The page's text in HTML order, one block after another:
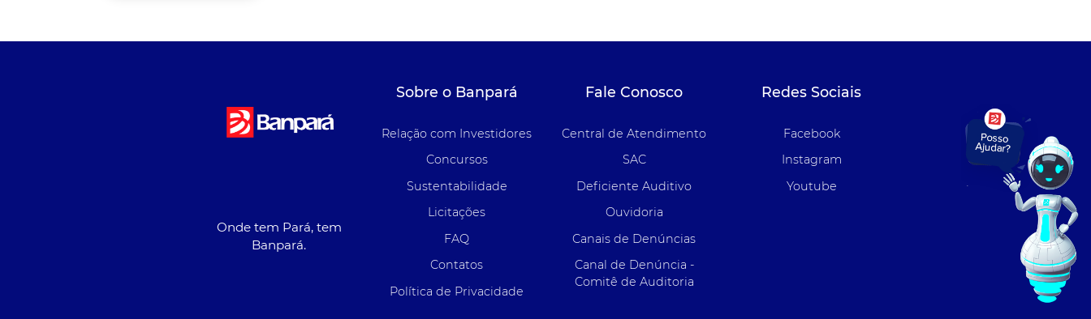
Onde tem Pará, tem
Banpará.
Sobre o Banpará
Relação com Investidores
Concursos
Sustentabilidade
Licitações
FAQ
Contatos
Política de Privacidade
Fale Conosco
Central de Atendimento
SAC
Deficiente Auditivo
Ouvidoria
Canais de Denúncias
Canal de Denúncia -
Comitê de Auditoria
Redes Sociais
Facebook
Instagram
Youtube